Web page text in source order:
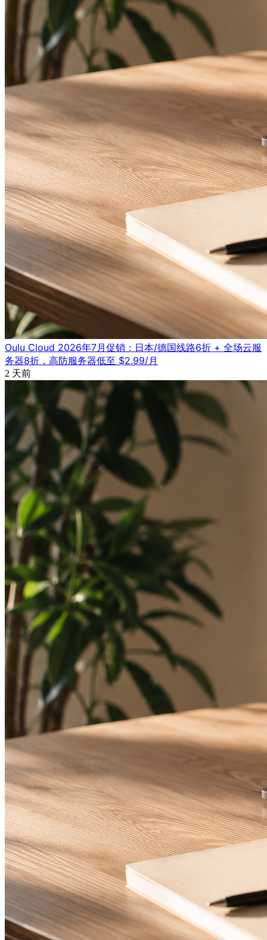
Oulu Cloud 2026年7月促销：日本/德国线路6折 + 全场云服
务器8折，高防服务器低至 $2.99/月
2 天前